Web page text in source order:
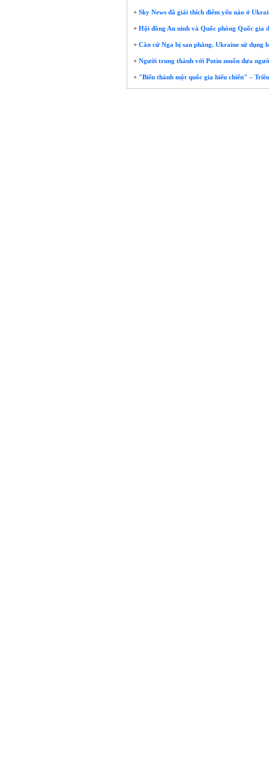
+ Sky News đã giải thích điểm yếu nào ở
+ Hội đồng An ninh và Quốc phòng Quốc gia
+ Căn cứ Nga bị san phẳng. Ukraine sử dụng
+ Người trung thành với Putin muốn đưa
+ "Biến thành một quốc gia hiếu chiến" –